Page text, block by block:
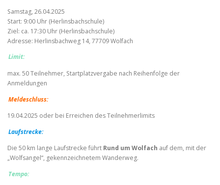
Samstag, 26.04.2025
Start: 9:00 Uhr (Herlinsbachschule)
Ziel: ca. 17:30 Uhr (Herlinsbachschule)
Adresse: Herlinsbachweg 14, 77709 Wolfach
Limit:
max. 50 Teilnehmer, Startplatzvergabe nach Reihenfolge der
Anmeldungen
Meldeschluss:
19.04.2025 oder bei Erreichen des Teilnehmerlimits
Laufstrecke:
Die 50 km lange Laufstrecke führt Rund um Wolfach auf dem, mit der
„Wolfsangel“, gekennzeichnetem Wanderweg.
Tempo: